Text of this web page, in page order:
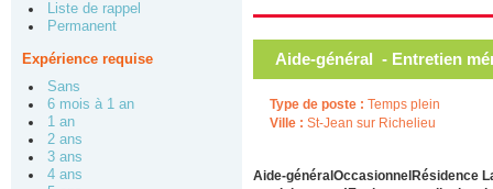
Liste de rappel
Permanent
Expérience requise
Sans
6 mois à 1 an
1 an
2 ans
3 ans
4 ans
Aide-général - Entretien
Type de poste : Temps plein
Ville : St-Jean sur Richelieu
Aide-généralOccasionnelRésidence